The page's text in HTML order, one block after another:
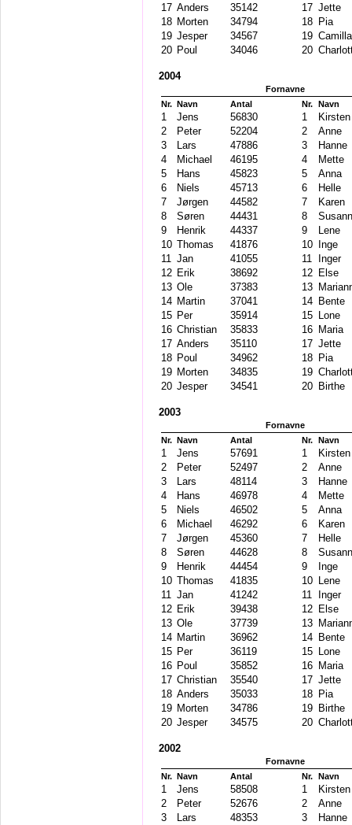
17 Anders 35142 17 Jette
18 Morten 34794 18 Pia
19 Jesper 34567 19 Camilla
20 Poul 34046 20
2004
Fornavne
Nr. Navn Antal Nr. Navn
1 Jens 56830 1
Kirsten
2
Peter 52204 2
Anne
3
Lars 47886 3
Hanne
4
Michael 46195 4
Mette
5
Hans 45823 5
Anna
6
Niels 45713 6
Helle
7
Jørgen 44582 7
Karen
8
Søren 44431 8
9
Henrik 44337 9
Lene
10 Thomas 41876 10
Inge
11 Jan 41055 11
Inger
12 Erik 38692 12 Else
13 Ole 37383 13
14 Martin 37041 14 Bente
15 Per 35914 15 Lone
16 Christian 35833 16 Maria
17 Anders 35110 17 Jette
18 Poul 34962 18 Pia
19 Morten 34835 19
20 Jesper 34541 20 Birthe
2003
Fornavne
Nr. Navn Antal Nr. Navn
1 Jens 57691 1
Kirsten
2
Peter 52497 2
Anne
3
Lars 48114 3
Hanne
4
Hans 46978 4
Mette
5
Niels 46502 5
Anna
6
Michael 46292 6
Karen
7
Jørgen 45360 7
Helle
8
Søren 44628 8
9
Henrik 44454 9
Inge
10 Thomas 41835 10 Lene
11 Jan 41242 11
Inger
12 Erik 39438 12 Else
13 Ole 37739 13
14 Martin 36962 14 Bente
15 Per 36119 15 Lone
16 Poul 35852 16 Maria
17 Christian 35540 17 Jette
18 Anders 35033 18 Pia
19 Morten 34786 19 Birthe
20 Jesper 34575 20
2002
Fornavne
Nr. Navn Antal Nr. Navn
1 Jens 58508 1
Kirsten
2
Peter 52676 2
Anne
3
Lars 48353 3
Hanne